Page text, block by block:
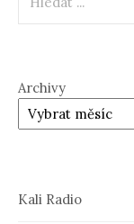
Archivy
Kali Radio